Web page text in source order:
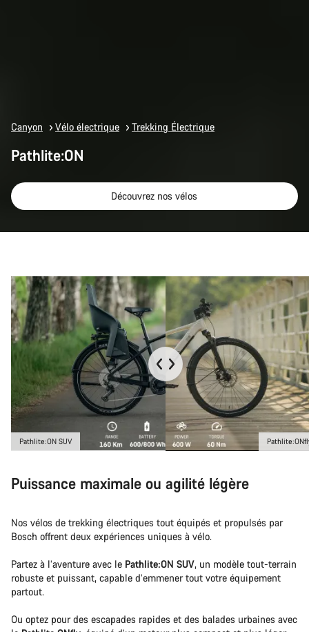
Canyon Vélo électrique Trekking Électrique
Pathlite:ON
Découvrez nos vélos
Pathlite:ON SUV
Puissance maximale ou agilité légère
Nos vélos de trekking électriques tout équipés et propulsés par
Bosch offrent deux expériences uniques à vélo.
Partez à l’aventure avec le Pathlite:ON SUV, un modèle tout-terrain
robuste et puissant, capable d’emmener tout votre équipement
partout.
Ou optez pour des escapades rapides et des balades urbaines avec